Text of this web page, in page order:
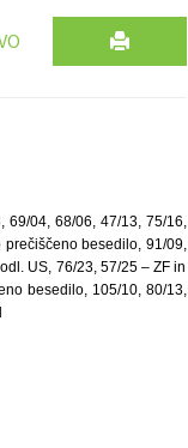
69/04, 68/06, 47/13, 75/16,
besedilo, 91/09,
US, 76/23, 57/25 – ZF in
besedilo, 105/10, 80/13,